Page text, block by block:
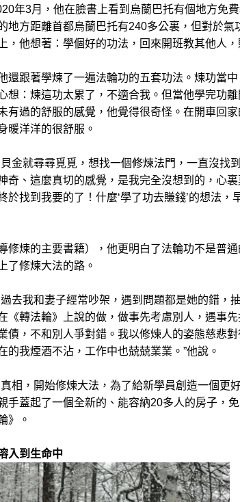
年3月，他在臉書上看到烏蘭巴托有個地方免
地方距離首都烏蘭巴托有240多公裏，但對於氣
，他想著：學個好的功法，回來開班教其他人，
還跟著學煉了一遍法輪功的五套功法。煉功當
想：煉這功太累了，不適合我。但當他學完功
有過的舒服的感覺，他覺得很奇怪。在開車回家
暖洋洋的很舒服。
金就尋尋覓覓，想找一個修煉法門，一直沒找
奇、這麼真切的感覺，是我完全沒想到的，心
找到我要的了！什麼‘學了功去賺錢’的想法，
修煉的主要書籍），他更明白了法輪功不是普通
了修煉大法的路。
去我和妻子經常吵架，遇到問題都是她的錯，
《轉法輪》上說的做，做事先考慮別人，遇事
債，不和別人爭對錯。我以修煉人的姿態慈悲對
我煙酒不沾，工作中也兢兢業業。”他說。
相，開始修煉大法，為了給新學員創造一個更
手蓋起了一個全新的、能容納20多人的房子，
》。
入到生命中